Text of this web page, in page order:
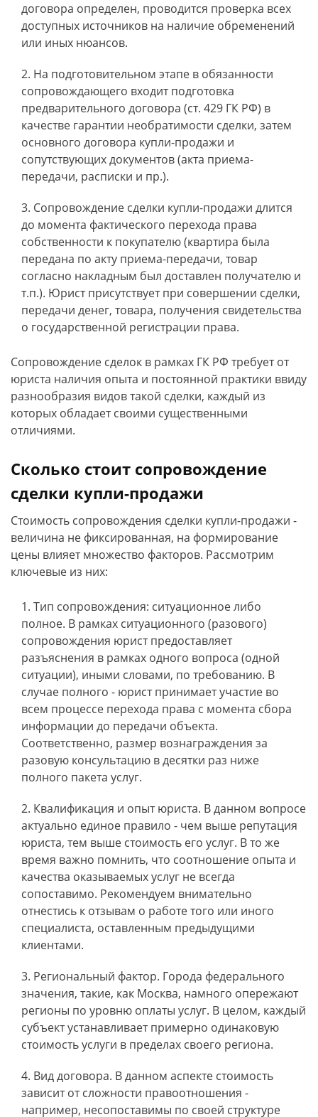
договора определен, проводится проверка всех
доступных источников на наличие обременений
или иных нюансов.
На подготовительном этапе в обязанности
сопровождающего входит подготовка
предварительного договора (ст. 429 ГК РФ) в
качестве гарантии необратимости сделки, затем
основного договора купли-продажи и
сопутствующих документов (акта приема-
передачи, расписки и пр.).
Сопровождение сделки купли-продажи длится
до момента фактического перехода права
собственности к покупателю (квартира была
передана по акту приема-передачи, товар
согласно накладным был доставлен получателю и
т.п.). Юрист присутствует при совершении сделки,
передачи денег, товара, получения свидетельства
о государственной регистрации права.
Сопровождение сделок в рамках ГК РФ требует от
юриста наличия опыта и постоянной практики ввиду
разнообразия видов такой сделки, каждый из
которых обладает своими существенными
отличиями.
Сколько стоит сопровождение
сделки купли-продажи
Стоимость сопровождения сделки купли-продажи -
величина не фиксированная, на формирование
цены влияет множество факторов. Рассмотрим
ключевые из них:
Тип сопровождения: ситуационное либо
полное. В рамках ситуационного (разового)
сопровождения юрист предоставляет
разъяснения в рамках одного вопроса (одной
ситуации), иными словами, по требованию. В
случае полного - юрист принимает участие во
всем процессе перехода права с момента сбора
информации до передачи объекта.
Соответственно, размер вознаграждения за
разовую консультацию в десятки раз ниже
полного пакета услуг.
Квалификация и опыт юриста. В данном вопросе
актуально единое правило - чем выше репутация
юриста, тем выше стоимость его услуг. В то же
время важно помнить, что соотношение опыта и
качества оказываемых услуг не всегда
сопоставимо. Рекомендуем внимательно
отнестись к отзывам о работе того или иного
специалиста, оставленным предыдущими
клиентами.
Региональный фактор. Города федерального
значения, такие, как Москва, намного опережают
регионы по уровню оплаты услуг. В целом, каждый
субъект устанавливает примерно одинаковую
стоимость услуги в пределах своего региона.
Вид договора. В данном аспекте стоимость
зависит от сложности правоотношения -
например, несопоставимы по своей структуре